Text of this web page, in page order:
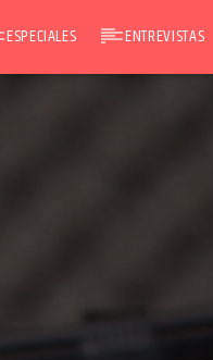
ESPECIALES ENTREVISTAS